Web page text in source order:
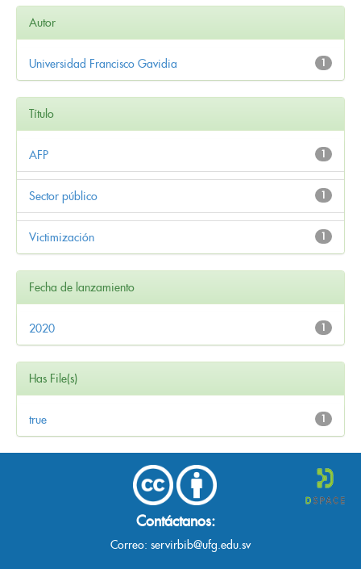
Autor
1
Universidad Francisco Gavidia
Título
1
AFP
1
Sector público
1
Victimización
Fecha de lanzamiento
1
2020
Has File(s)
1
true
Contáctanos:
Correo: servirbib@ufg.edu.sv